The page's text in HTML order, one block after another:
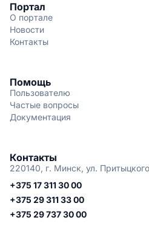
Портал
О портале
Новости
Контакты
Помощь
Пользователю
Частые вопросы
Документация
Контакты
220140, г. Минск, ул.
+375 17 311 30 00
+375 29 311 33 00
+375 29 737 30 00